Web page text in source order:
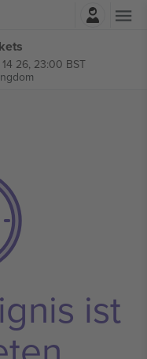
26, 23:00 BST
ist